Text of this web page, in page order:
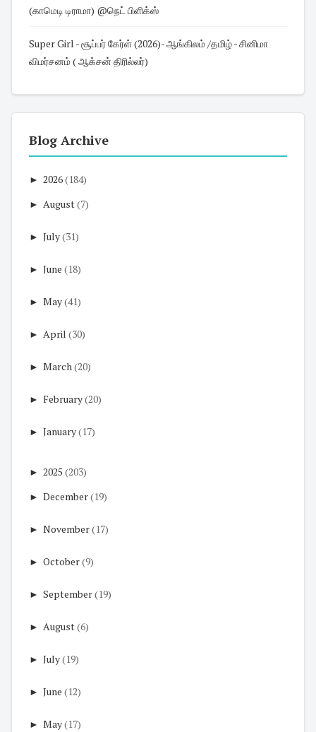
(காமெடி டிராமா) @நெட் பிளிக்ஸ்
Super Girl - சூப்பர் கேர்ள் (2026)- ஆங்கிலம் /தமிழ் - சினிமா
விமர்சனம் ( ஆக்சன் திரில்லர்)
Blog Archive
► 2026(184)
► August(7)
► July(31)
► June (18)
► May(41)
► April (30)
► March(20)
► February(20)
► January(17)
► 2025 (203)
► December(19)
► November(17)
► October(9)
► September(19)
► August(6)
► July(19)
► June (12)
► May(17)